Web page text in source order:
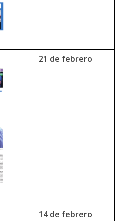
21 de febrero
14 de febrero